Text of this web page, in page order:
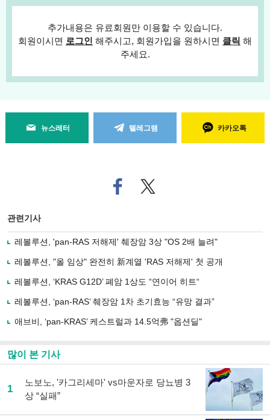
추가내용은 유료회원만 이용할 수 있습니다.
회원이시면 로그인 해주시고, 회원가입을 원하시면 클릭 해
주세요.
뉴스레터 텔레그램 카카오톡
페
이
로
기
사
유
기
트위
터로
관련기사
레볼루션, 'pan-RAS 저해제' 췌장암 3상 "OS 2배 늘려"
레볼루션, "올 임상" 완전히 新계열 'RAS 저해제' 첫 공개
레볼루션, ‘KRAS G12D’ 폐암 1상도 “연이어 히트“
레볼루션, ‘pan-RAS’ 췌장암 1차 초기효능 “유망 결과”
애브비, ‘pan-KRAS’ 케스트럴과 14.5억弗 "옵션딜"
많이 본 기사
1
노보노, '카그리세마' vs마운자로 당뇨병 3
상 “실패”